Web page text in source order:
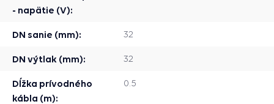
- napätie (V):
DN sanie (mm): 32
DN výtlak (mm): 32
Dĺžka prívodného
kábla (m):
0.5